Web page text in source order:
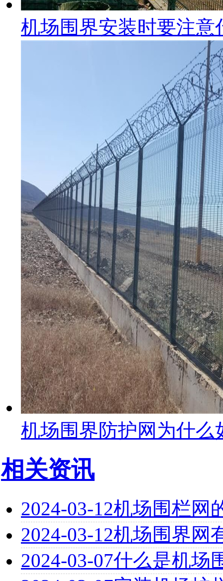
机场围界安装时要注意
机场围界防护网为什么
相关资讯
2024-03-12机场围栏网
2024-03-12机场围界网
2024-03-07什么是机场